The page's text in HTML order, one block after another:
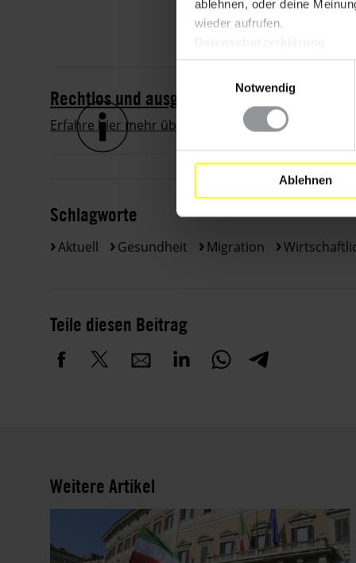
ablehnen, oder deine
wieder aufrufen.
Notwendig
Ablehnen
Rechtlos und ausgebeutet!
Erfahre hier mehr über Situation von
Schlagworte
Aktuell Gesundheit Migration
Teile diesen Beitrag
Weitere Artikel